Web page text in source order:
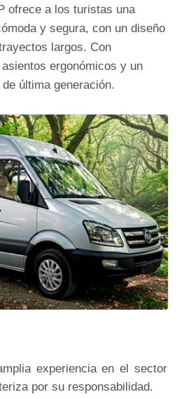
ofrece a los turistas una
y segura, con un diseño
largos. Con
ergonómicos y un
última generación.
experiencia en el sector
por su responsabilidad.